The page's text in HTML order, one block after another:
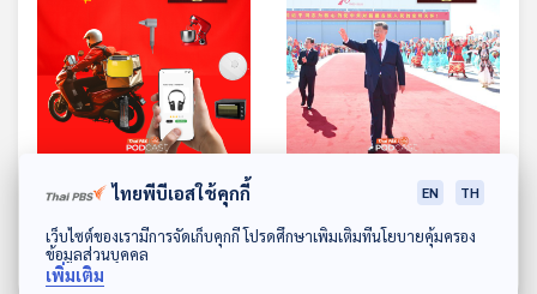
ดาวน์โหลด Thai PBS Podcast Application
EP. 235: China Standard
มองจีนมุมใหม่
หมายด้านการท่องเที่ยวและ
เปิดประตูส่งออกจีนสู่เอเชีย
มองจีนมุมใหม่
ไทยพีบีเอสใช้คุกกี้ EN TH
เว็บไซต์ของเรามีการจัดเก็บคุกกี้ โปรดศึกษาเพิ่มเติมที่นโยบายคุ้มครอง
ข้อมูลส่วนบุคคล
เพิ่มเติม